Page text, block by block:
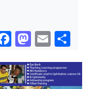
Facebook
Email